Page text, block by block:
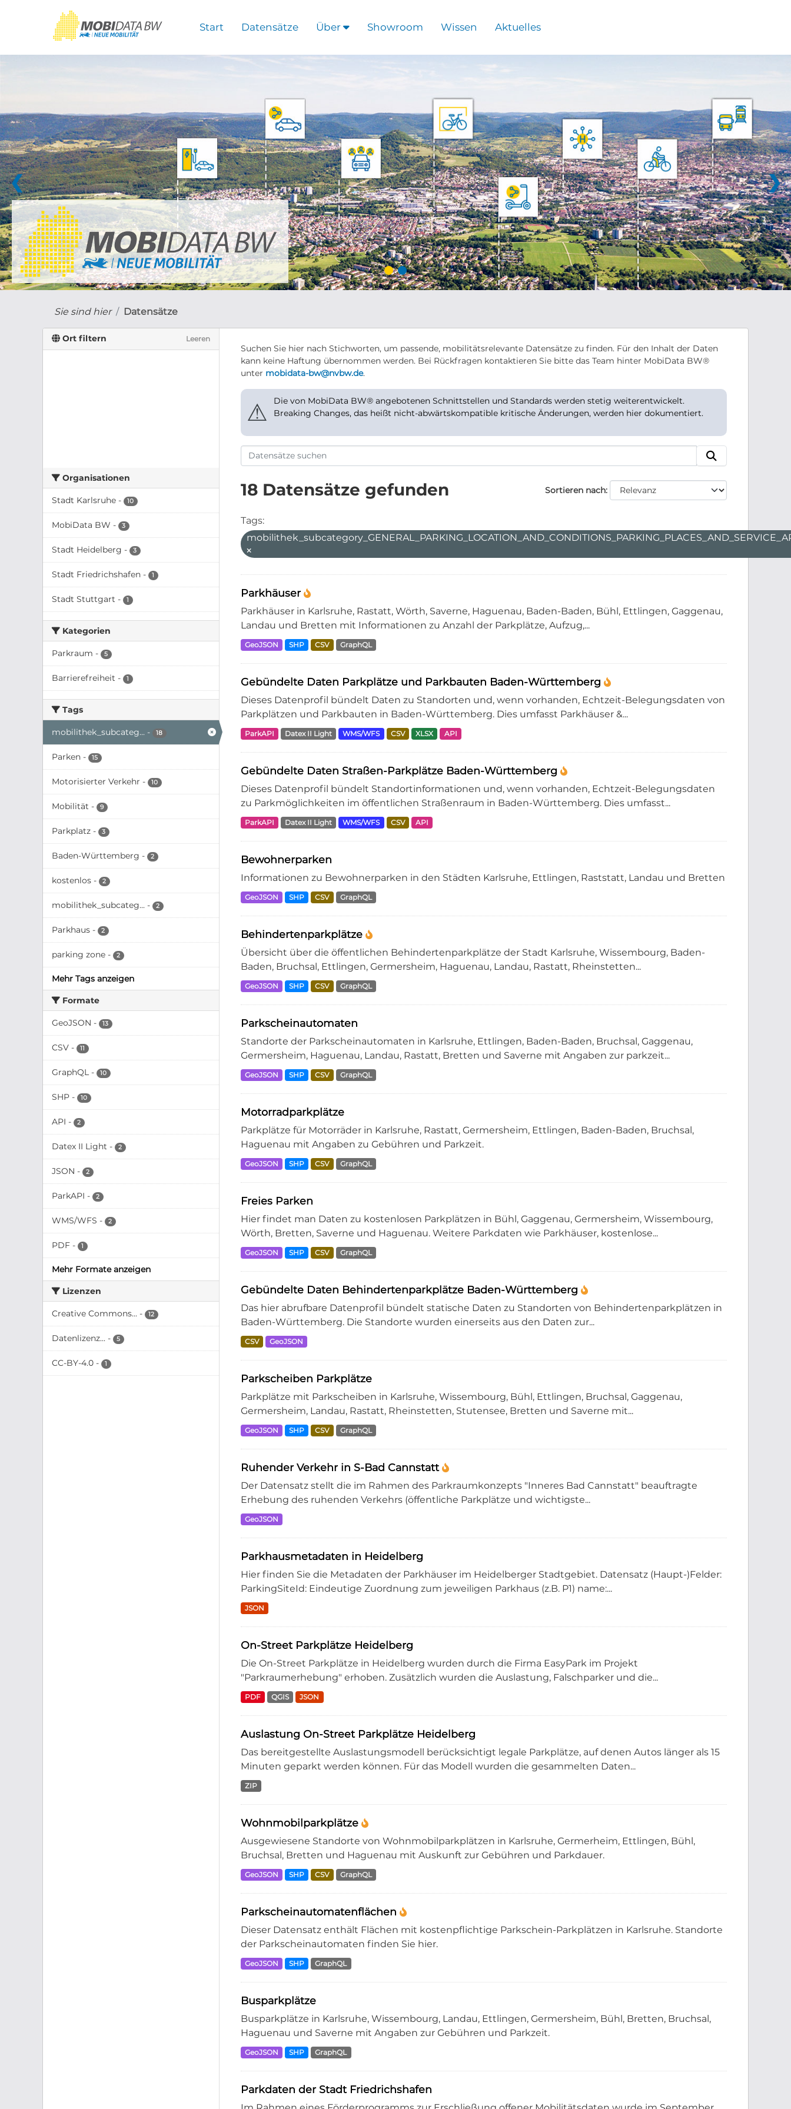
Start Datensätze Über Showroom Wissen Aktuelles
❮ ❯
Sie sind hier Datensätze
Ort filtern Leeren
Organisationen
Stadt Karlsruhe - 10
MobiData BW - 3
Stadt Heidelberg - 3
Stadt Friedrichshafen - 1
Stadt Stuttgart - 1
Kategorien
Parkraum - 5
Barrierefreiheit - 1
Tags
mobilithek_subcateg... - 18
Parken - 15
Motorisierter Verkehr - 10
Mobilität - 9
Parkplatz - 3
Baden-Württemberg - 2
kostenlos - 2
mobilithek_subcateg... - 2
Parkhaus - 2
parking zone - 2
Mehr Tags anzeigen
Formate
GeoJSON - 13
CSV - 11
GraphQL - 10
SHP - 10
API - 2
Datex II Light - 2
JSON - 2
ParkAPI - 2
WMS/WFS - 2
PDF - 1
Mehr Formate anzeigen
Lizenzen
Creative Commons... - 12
Datenlizenz... - 5
CC-BY-4.0 - 1
Suchen Sie hier nach Stichworten, um passende, mobilitätsrelevante Datensätze zu finden. Für den Inhalt der Daten
kann keine Haftung übernommen werden. Bei Rückfragen kontaktieren Sie bitte das Team hinter MobiData BW®
unter mobidata-bw@nvbw.de.
⚠
Die von MobiData BW® angebotenen Schnittstellen und Standards werden stetig weiterentwickelt.
Breaking Changes, das heißt nicht-abwärtskompatible kritische Änderungen, werden hier dokumentiert.
Sortieren nach
18 Datensätze gefunden
Tags:
Parkhäuser
Parkhäuser in Karlsruhe, Rastatt, Wörth, Saverne, Haguenau, Baden-Baden, Bühl, Ettlingen, Gaggenau,
Landau und Bretten mit Informationen zu Anzahl der Parkplätze, Aufzug,...
GeoJSON SHP CSV GraphQL
Gebündelte Daten Parkplätze und Parkbauten Baden-Württemberg
Dieses Datenprofil bündelt Daten zu Standorten und, wenn vorhanden, Echtzeit-Belegungsdaten von
Parkplätzen und Parkbauten in Baden-Württemberg. Dies umfasst Parkhäuser &...
ParkAPI Datex II Light WMS/WFS CSV XLSX API
Gebündelte Daten Straßen-Parkplätze Baden-Württemberg
Dieses Datenprofil bündelt Standortinformationen und, wenn vorhanden, Echtzeit-Belegungsdaten
zu Parkmöglichkeiten im öffentlichen Straßenraum in Baden-Württemberg. Dies umfasst...
ParkAPI Datex II Light WMS/WFS CSV API
Bewohnerparken
Informationen zu Bewohnerparken in den Städten Karlsruhe, Ettlingen, Raststatt, Landau und Bretten
GeoJSON SHP CSV GraphQL
Behindertenparkplätze
Übersicht über die öffentlichen Behindertenparkplätze der Stadt Karlsruhe, Wissembourg, Baden-
Baden, Bruchsal, Ettlingen, Germersheim, Haguenau, Landau, Rastatt, Rheinstetten...
GeoJSON SHP CSV GraphQL
Parkscheinautomaten
Standorte der Parkscheinautomaten in Karlsruhe, Ettlingen, Baden-Baden, Bruchsal, Gaggenau,
Germersheim, Haguenau, Landau, Rastatt, Bretten und Saverne mit Angaben zur parkzeit...
GeoJSON SHP CSV GraphQL
Motorradparkplätze
Parkplätze für Motorräder in Karlsruhe, Rastatt, Germersheim, Ettlingen, Baden-Baden, Bruchsal,
Haguenau mit Angaben zu Gebühren und Parkzeit.
GeoJSON SHP CSV GraphQL
Freies Parken
Hier findet man Daten zu kostenlosen Parkplätzen in Bühl, Gaggenau, Germersheim, Wissembourg,
Wörth, Bretten, Saverne und Haguenau. Weitere Parkdaten wie Parkhäuser, kostenlose...
GeoJSON SHP CSV GraphQL
Gebündelte Daten Behindertenparkplätze Baden-Württemberg
Das hier abrufbare Datenprofil bündelt statische Daten zu Standorten von Behindertenparkplätzen in
Baden-Württemberg. Die Standorte wurden einerseits aus den Daten zur...
CSV GeoJSON
Parkscheiben Parkplätze
Parkplätze mit Parkscheiben in Karlsruhe, Wissembourg, Bühl, Ettlingen, Bruchsal, Gaggenau,
Germersheim, Landau, Rastatt, Rheinstetten, Stutensee, Bretten und Saverne mit...
GeoJSON SHP CSV GraphQL
Ruhender Verkehr in S-Bad Cannstatt
Der Datensatz stellt die im Rahmen des Parkraumkonzepts "Inneres Bad Cannstatt" beauftragte
Erhebung des ruhenden Verkehrs (öffentliche Parkplätze und wichtigste...
GeoJSON
Parkhausmetadaten in Heidelberg
Hier finden Sie die Metadaten der Parkhäuser im Heidelberger Stadtgebiet. Datensatz (Haupt-)Felder:
ParkingSiteId: Eindeutige Zuordnung zum jeweiligen Parkhaus (z.B. P1) name:...
JSON
On-Street Parkplätze Heidelberg
Die On-Street Parkplätze in Heidelberg wurden durch die Firma EasyPark im Projekt
"Parkraumerhebung" erhoben. Zusätzlich wurden die Auslastung, Falschparker und die...
PDF QGIS JSON
Auslastung On-Street Parkplätze Heidelberg
Das bereitgestellte Auslastungsmodell berücksichtigt legale Parkplätze, auf denen Autos länger als 15
Minuten geparkt werden können. Für das Modell wurden die gesammelten Daten...
ZIP
Wohnmobilparkplätze
Ausgewiesene Standorte von Wohnmobilparkplätzen in Karlsruhe, Germerheim, Ettlingen, Bühl,
Bruchsal, Bretten und Haguenau mit Auskunft zur Gebühren und Parkdauer.
GeoJSON SHP CSV GraphQL
Parkscheinautomatenflächen
Dieser Datensatz enthält Flächen mit kostenpflichtige Parkschein-Parkplätzen in Karlsruhe. Standorte
der Parkscheinautomaten finden Sie hier.
GeoJSON SHP GraphQL
Busparkplätze
Busparkplätze in Karlsruhe, Wissembourg, Landau, Ettlingen, Germersheim, Bühl, Bretten, Bruchsal,
Haguenau und Saverne mit Angaben zur Gebühren und Parkzeit.
GeoJSON SHP GraphQL
Parkdaten der Stadt Friedrichshafen